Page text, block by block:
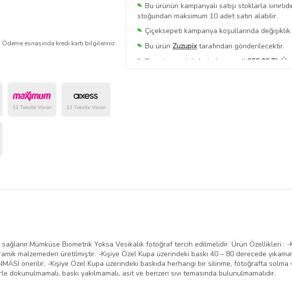
Bu ürünün kampanyalı satışı stoklarla
stoğundan maksimum 10 adet satın alabilir.
Çiçeksepeti kampanya koşullarında değişiklik
Bu ürün Zuzupixtarafından gönderilecektir.
Bu satıcının ürünlerinde geçerli 350,00 TL
esnasında kredi kartı bilgileriniz
Biometrik Yoksa Vesikalık fotoğraf tercih edilmelidir. Ürün Özellikleri :
malzemeden üretilmiştir. -Kişiye Özel Kupa üzerindeki baskı 40 – 80 derecede
önerilir. -Kişiye Özel Kupa üzerindeki baskıda herhangi bir silinme, fotoğrafta solma
baskı yakılmamalı, asit ve benzeri sıvı temasında bulunulmamalıdır.